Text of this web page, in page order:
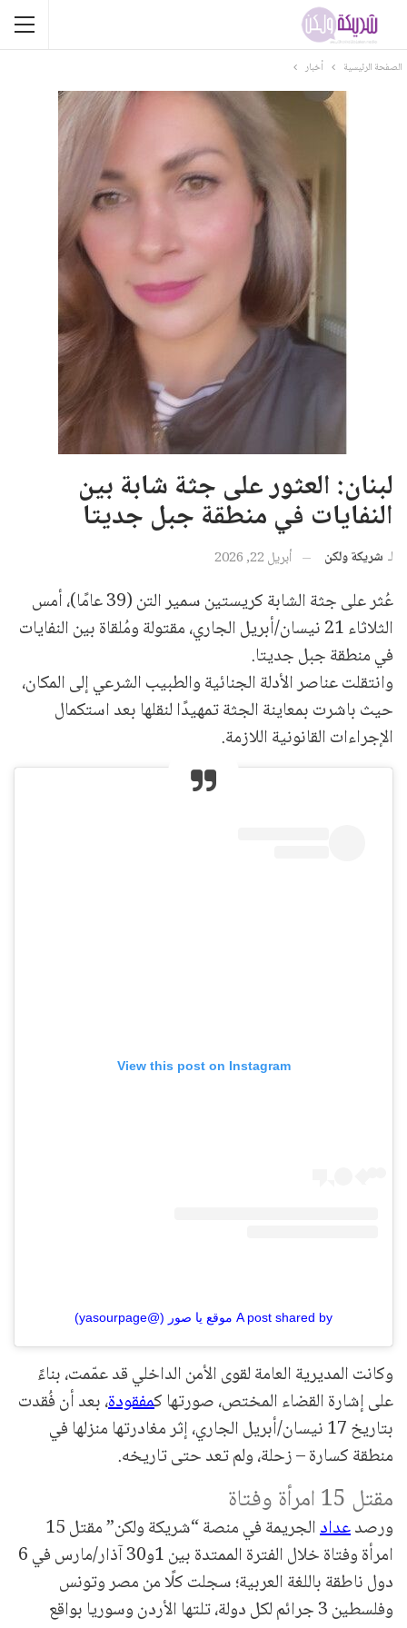
الصفحة الرئيسية أخبار
لبنان: العثور على جثة شابة بين
النفايات في منطقة جبل جديتا
لـ شريكة ولكن أبريل 22, 2026
عُثر على جثة الشابة كريستين سمير التن (39 عامًا)، أمس
الثلاثاء 21 نيسان/أبريل الجاري، مقتولة ومُلقاة بين النفايات
في منطقة جبل جديتا.
وانتقلت عناصر الأدلة الجنائية والطبيب الشرعي إلى المكان،
حيث باشرت بمعاينة الجثة تمهيدًا لنقلها بعد استكمال
الإجراءات القانونية اللازمة.
View this post on Instagram
A post shared by موقع يا صور (@yasourpage)
وكانت المديرية العامة لقوى الأمن الداخلي قد عمّمت، بناءً
على إشارة القضاء المختص، صورتها كمفقودة، بعد أن فُقدت
بتاريخ 17 نيسان/أبريل الجاري، إثر مغادرتها منزلها في
منطقة كسارة – زحلة، ولم تعد حتى تاريخه.
مقتل 15 امرأة وفتاة
ورصدعداد
الجريمة في منصة “شريكة ولكن” مقتل 15
امرأة وفتاة خلال الفترة الممتدة بين 1و30 آذار/مارس في 6
دول ناطقة باللغة العربية؛ سجلت كلًا من مصر وتونس
وفلسطين 3 جرائم لكل دولة، تلتها الأردن وسوريا بواقع